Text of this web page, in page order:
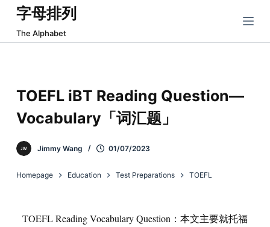
跳
过
内
字母排列
The Alphabet
TOEFL iBT Reading Question—
Vocabulary「词汇题」
Jimmy Wang 01/07/2023
Homepage Education Test Preparations TOEFL
TOEFL Reading Vocabulary Question：本文主要就托福